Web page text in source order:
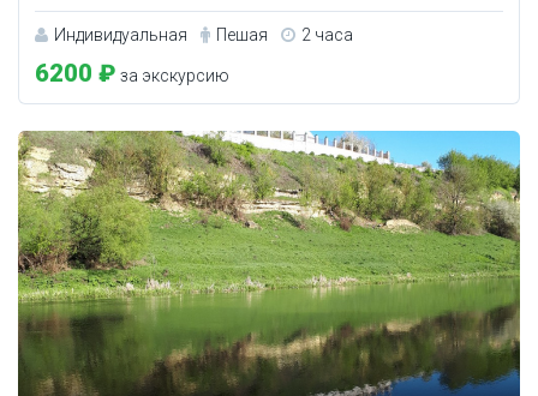
Индивидуальная Пешая 2 часа
6200 ₽ за экскурсию